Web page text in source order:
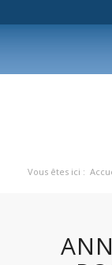
Vous êtes ici :